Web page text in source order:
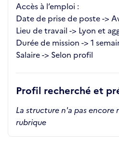
Accès à l’emploi :
Date de prise de poste ->
Lieu de travail -> Lyon et
Durée de mission -> 1
Salaire -> Selon profil
Profil recherché et
La structure n'a pas encore
rubrique